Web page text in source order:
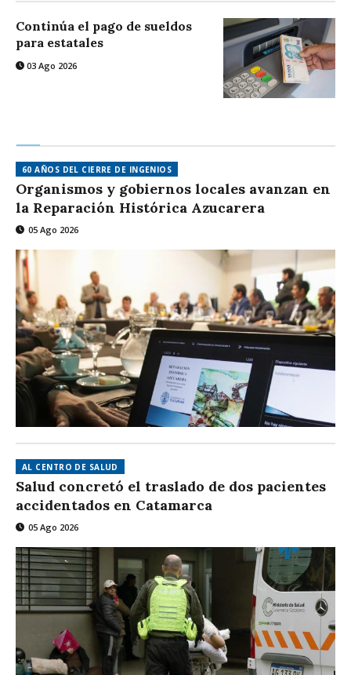
Continúa el pago de sueldos
para estatales
03 Ago 2026
60 AÑOS DEL CIERRE DE INGENIOS
Organismos y gobiernos locales avanzan en
la Reparación Histórica Azucarera
05 Ago 2026
AL CENTRO DE SALUD
Salud concretó el traslado de dos pacientes
accidentados en Catamarca
05 Ago 2026